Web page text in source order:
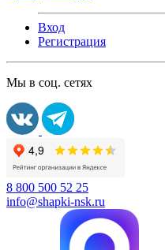
Вход
Регистрация
Мы в соц. сетях
8 800 500 52 25
info@shapki-nsk.ru